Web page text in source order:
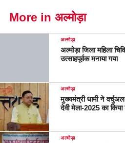
More in अल्मोड़ा
अल्मोड़ा
अल्मोड़ा जिला महिला
उत्साहपूर्वक मनाया गया
अल्मोड़ा
मुख्यमंत्री धामी ने
देवी मेला-2025 का
अल्मोड़ा